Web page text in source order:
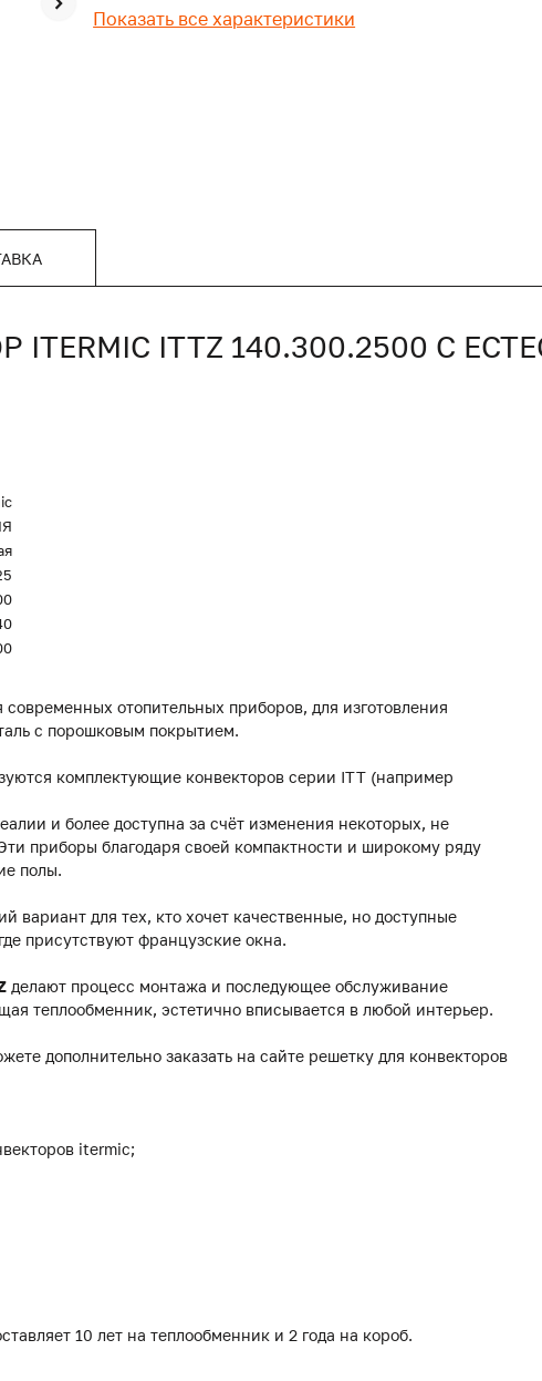
Показать все характеристики
ITTZ 140.300.2500 С
современных отопительных приборов, для изготовления
с порошковым покрытием.
комплектующие конвекторов серии ITT (например
и более доступна за счёт изменения некоторых, не
приборы благодаря своей компактности и широкому ряду
полы.
вариант для тех, кто хочет качественные, но доступные
присутствуют французские окна.
делают процесс монтажа и последующее обслуживание
теплообменник, эстетично вписывается в любой интерьер.
дополнительно заказать на сайте решетку для конвекторов
itermic;
10 лет на теплообменник и 2 года на короб.